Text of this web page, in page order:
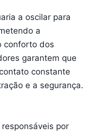
a oscilar para
a
conforto dos
garantem que
constante
e a segurança.
por